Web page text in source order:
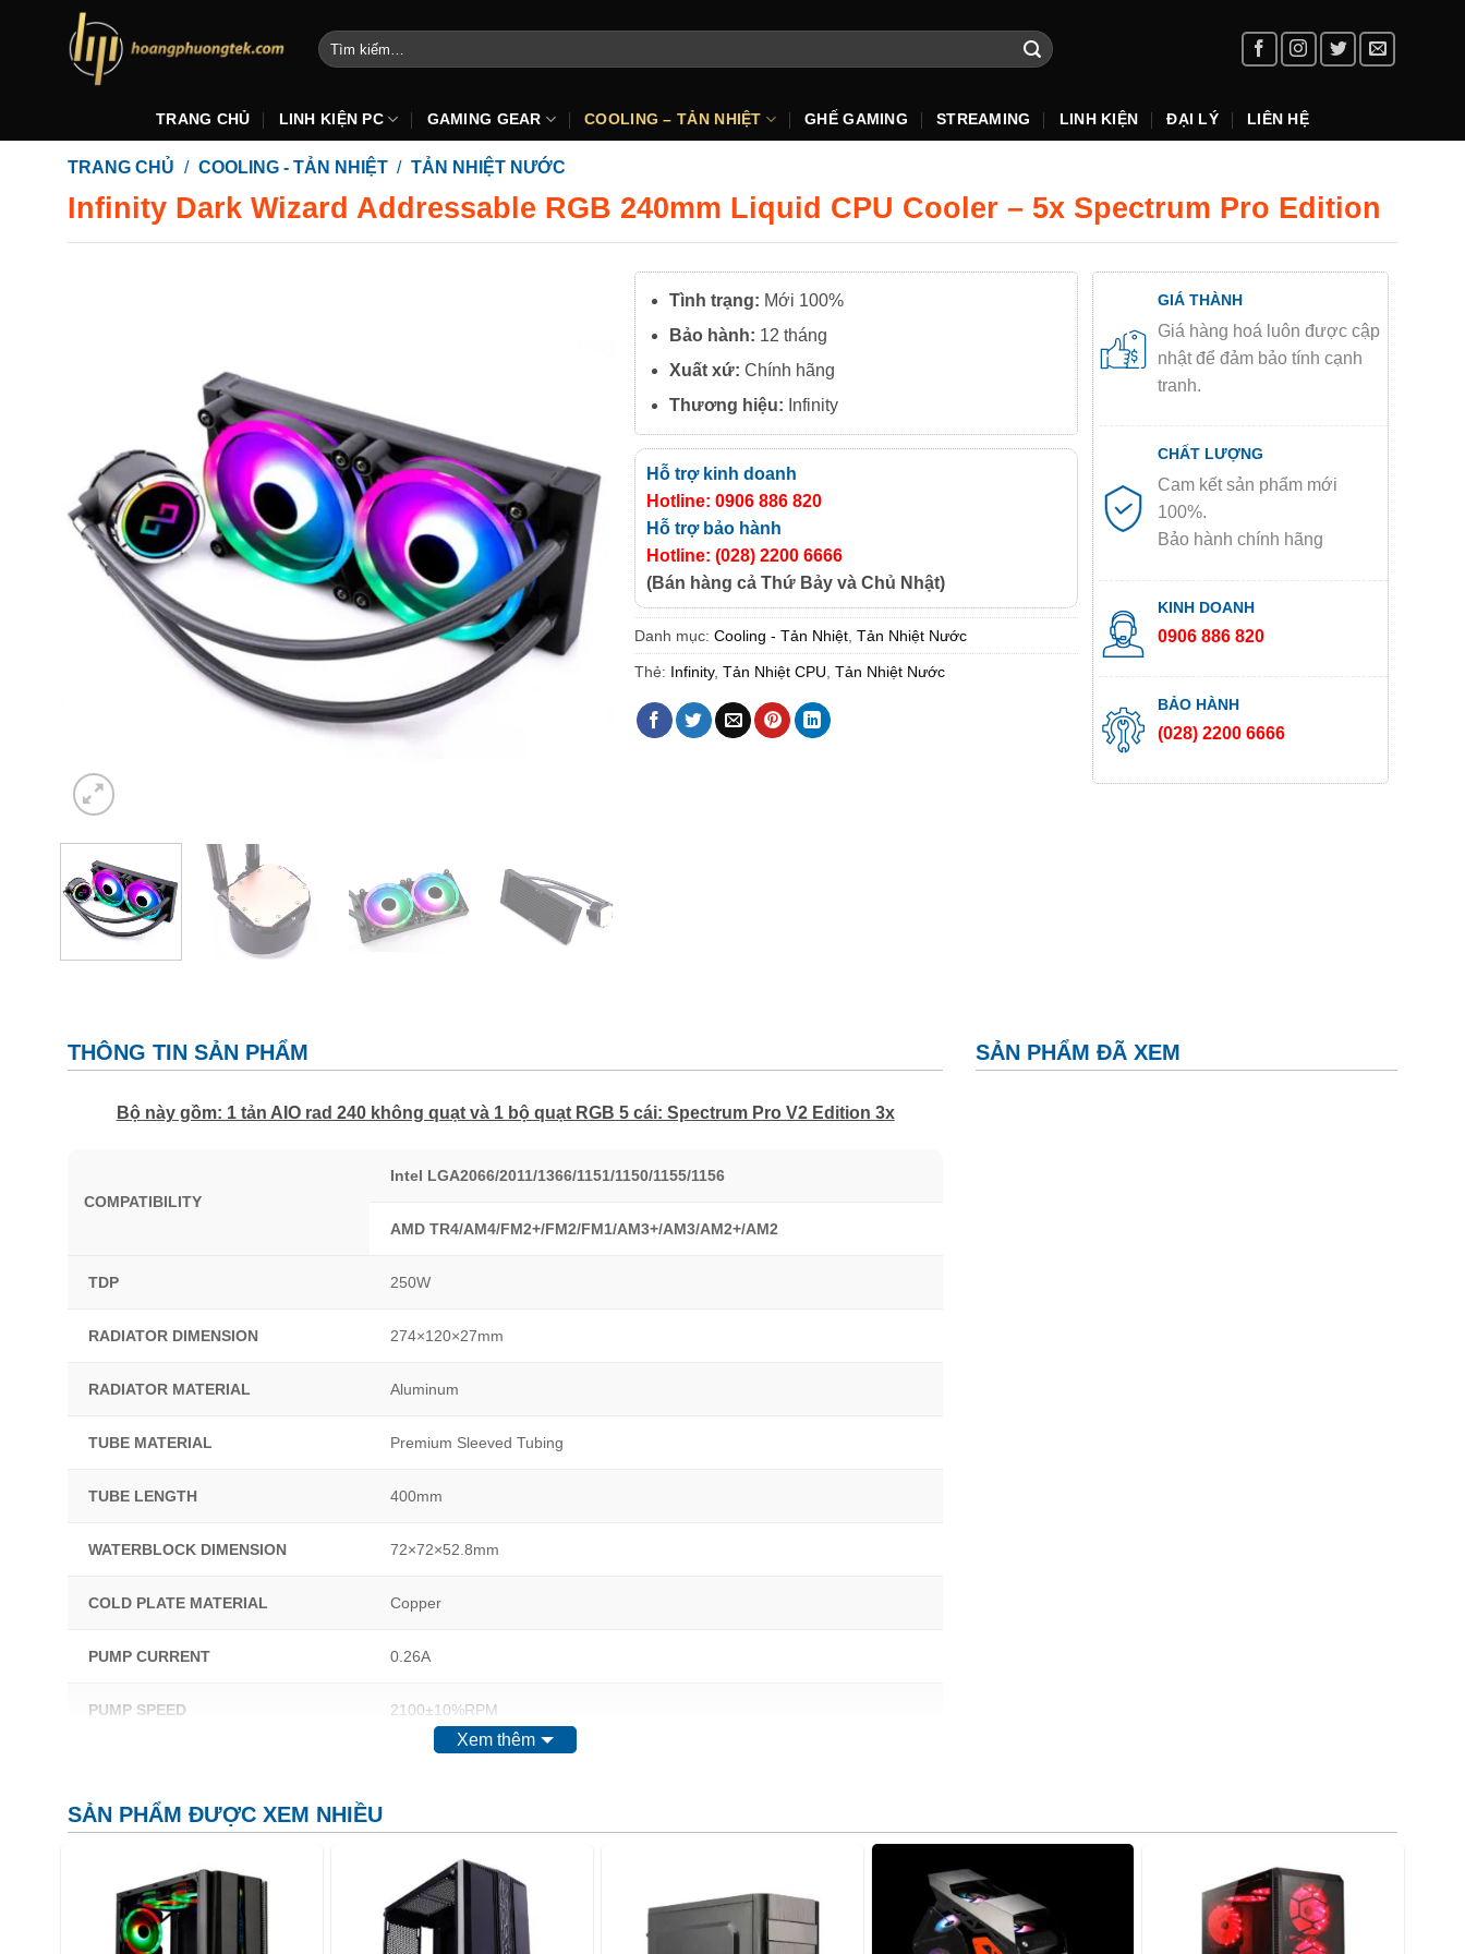
Tìm
kiếm:
TRANG CHỦ LINH KIỆN PC GAMING GEAR COOLING – TẢN NHIỆT GHẾ GAMING STREAMING LINH KIỆN ĐẠI LÝ LIÊN HỆ
TRANG CHỦ / COOLING - TẢN NHIỆT / TẢN NHIỆT NƯỚC
Infinity Dark Wizard Addressable RGB 240mm Liquid CPU Cooler – 5x Spectrum Pro Edition
Tình trạng: Mới 100%
Bảo hành: 12 tháng
Xuất xứ: Chính hãng
Thương hiệu: Infinity
Hỗ trợ kinh doanh
Hotline: 0906 886 820
Hỗ trợ bảo hành
Hotline: (028) 2200 6666
(Bán hàng cả Thứ Bảy và Chủ Nhật)
Danh mục:Cooling - Tản Nhiệt ,Tản Nhiệt Nước
Thẻ: Infinity,Tản Nhiệt CPU ,Tản Nhiệt Nước
GIÁ THÀNH
Giá hàng hoá luôn được cập
nhật để đảm bảo tính cạnh
tranh.
CHẤT LƯỢNG
Cam kết sản phẩm mới
100%.
Bảo hành chính hãng
KINH DOANH
0906 886 820
BẢO HÀNH
(028) 2200 6666
THÔNG TIN SẢN PHẨM
Bộ này gồm: 1 tản AIO rad 240 không quạt và 1 bộ quạt RGB 5 cái: Spectrum Pro V2 Edition 3x
COMPATIBILITY
Intel LGA2066/2011/1366/1151/1150/1155/1156
AMD TR4/AM4/FM2+/FM2/FM1/AM3+/AM3/AM2+/AM2
TDP 250W
RADIATOR DIMENSION 274×120×27mm
RADIATOR MATERIAL Aluminum
TUBE MATERIAL Premium Sleeved Tubing
TUBE LENGTH 400mm
WATERBLOCK DIMENSION 72×72×52.8mm
COLD PLATE MATERIAL Copper
PUMP CURRENT 0.26A
PUMP SPEED 2100±10%RPM
PUMP LIFE EXPECTANCY
PUMP NOISE LEVEL 25dB(A)
FAN DIMENSION 120×120×25mm
Xem thêm
SẢN PHẨM ĐÃ XEM
SẢN PHẨM ĐƯỢC XEM NHIỀU